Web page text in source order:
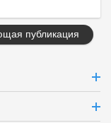
публикация